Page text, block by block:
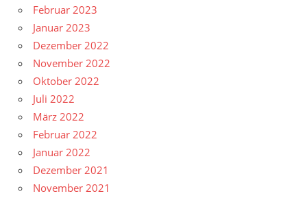
Februar 2023
Januar 2023
Dezember 2022
November 2022
Oktober 2022
Juli 2022
März 2022
Februar 2022
Januar 2022
Dezember 2021
November 2021